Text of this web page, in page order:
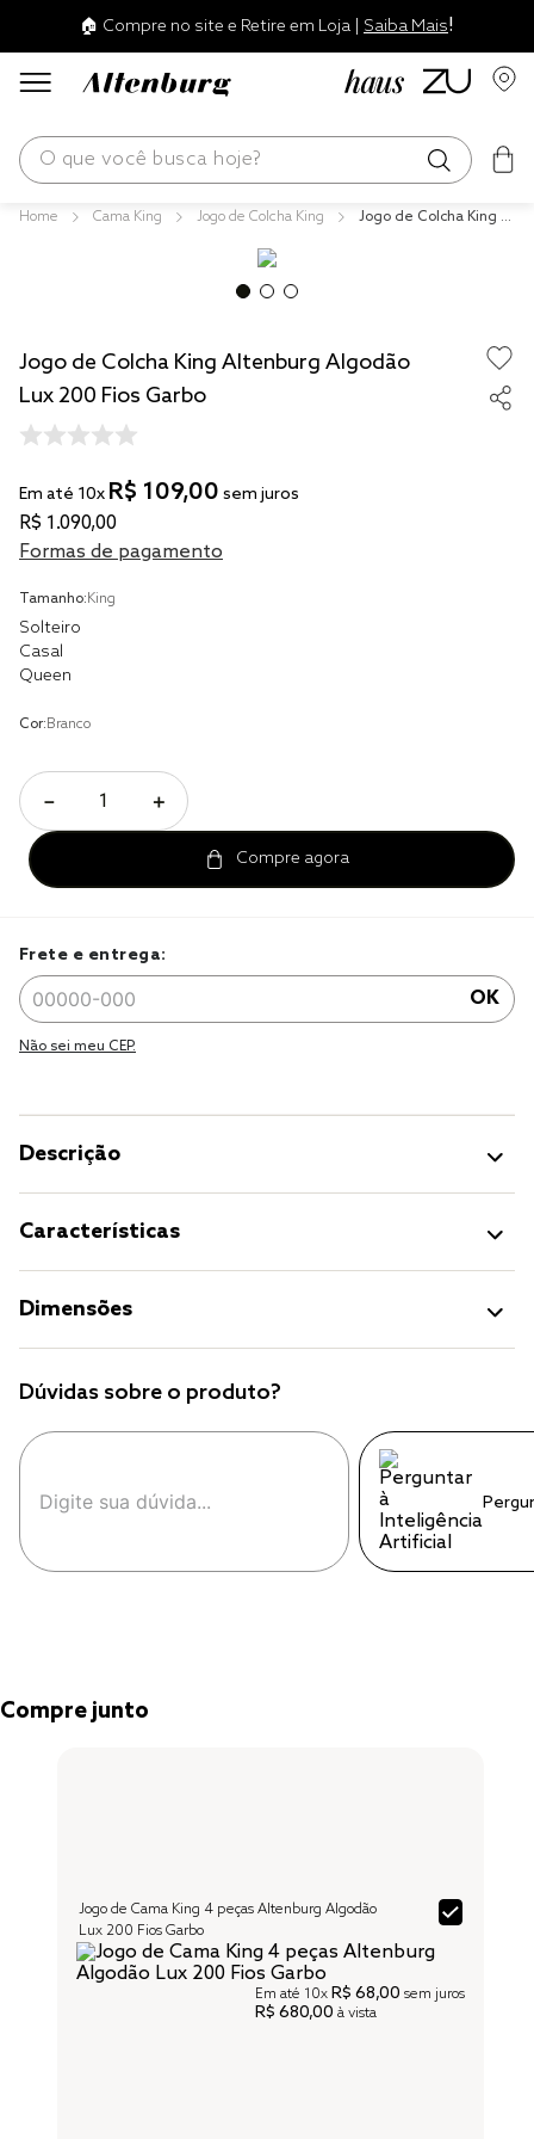
🏠 Compre no site e Retire em Loja | Saiba Mais!
O que você busca hoje?
Cama King Jogo de Colcha King
Jogo de Colcha King Al
Jogo de Colcha King Altenburg Algodão
Lux 200 Fios Garbo
Em até 10x R$ 109,00 sem juros
R$ 1.090,00
Formas de pagamento
Tamanho:King
Solteiro
Casal
Queen
Cor:Branco
＋
－
Frete e entrega:
OK
Não sei meu CEP.
Descrição
Características
Dimensões
Dúvidas sobre o produto?
Compre junto
Jogo de Cama King 4 peças Altenburg Algodão
Lux 200 Fios Garbo
Em até 10x R$ 68,00 sem juros
R$ 680,00 à vista
fronha
travesseiro
jogos cama
tencel
solteiro king
cobertor
jogo cama casal